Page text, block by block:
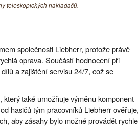
teleskopických nakladačů.
společnosti Liebherr, protože právě
oprava. Součástí hodnocení při
a zajištění servisu 24/7, což se
také umožňuje výměnu komponent
hasičů tým pracovníků Liebherr ověřuje,
aby zásahy bylo možné provádět rychle